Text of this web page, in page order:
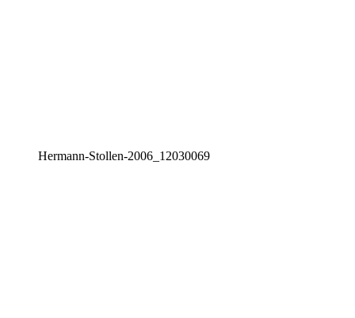
Her­mann-Stol­len-2006_12030069